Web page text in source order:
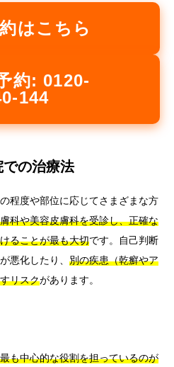
はこちら
約: 0120-
144
での治療法
程度や部位に応じてさまざまな方
科や美容皮膚科を受診し、正確な
ることが最も大切です。自己判断
悪化したり、 別の疾患（乾癬やア
リスクがあります。
も中心的な役割を担っているのが